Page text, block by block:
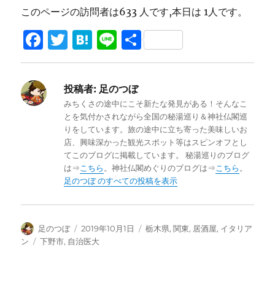
このページの訪問者は633 人です,本日は 1人です。
F
a
c
e
T
w
it
te
r
H
at
e
n
a
Li
n
共
有
投稿者: 足のつぼ
みちくさの途中にこそ新たな発見がある！そんなこ
とを気付かされながら全国の秘湯巡り＆神社仏閣巡
りをしています。旅の途中に立ち寄った美味しいお
店、興味深かった観光スポット等はスピンオフとし
てこのブログに掲載しています。 秘湯巡りのブログ
は⇒こちら。神社仏閣めぐりのブログは⇒こちら。
足のつぼ のすべての投稿を表示
投
稿
足のつぼ
投
稿
2019年10月1日
カ
栃木県,関東, 居酒屋, イタリア
ン
タ
下野市, 自治医大